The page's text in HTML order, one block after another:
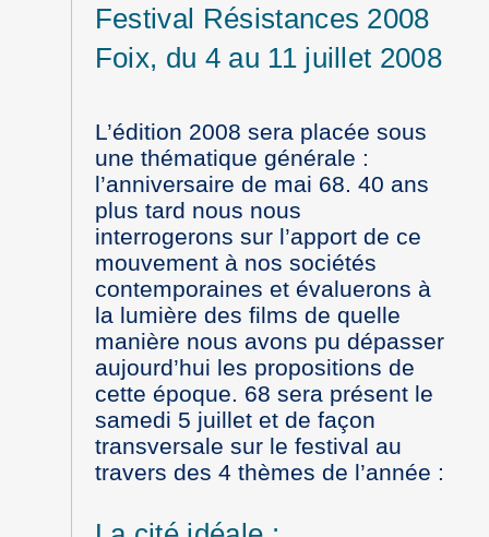
Festival Résistances 2008
Foix, du 4 au 11 juillet 2008
L’édition 2008 sera placée sous
une thématique générale :
l’anniversaire de mai 68. 40 ans
plus tard nous nous
interrogerons sur l’apport de ce
mouvement à nos sociétés
contemporaines et évaluerons à
la lumière des films de quelle
manière nous avons pu dépasser
aujourd’hui les propositions de
cette époque. 68 sera présent le
samedi 5 juillet et de façon
transversale sur le festival au
travers des 4 thèmes de l’année :